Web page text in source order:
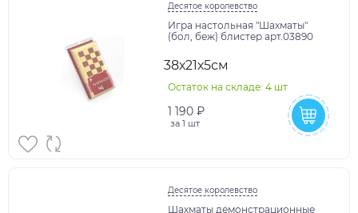
Десятое королевство
Игра настольная "Шахматы"
(бол, беж) блистер арт.03890
38х21х5см
Остаток на складе: 4 шт
1 190 ₽
за 1 шт
Десятое королевство
Шахматы демонстрационные